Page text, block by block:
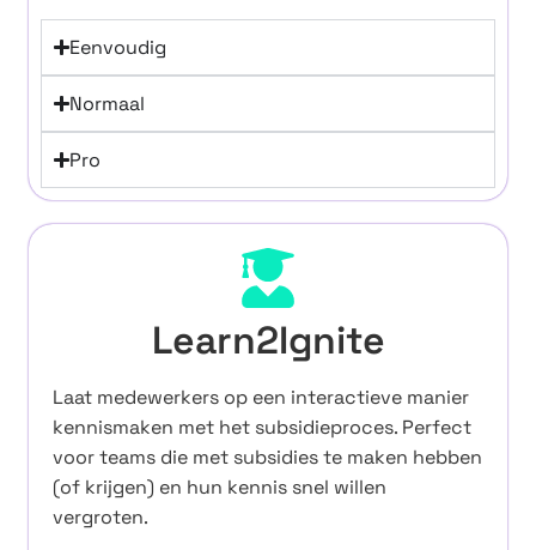
Eenvoudig
Normaal
Pro
Learn2Ignite
Laat medewerkers op een interactieve manier
kennismaken met het subsidieproces. Perfect
voor teams die met subsidies te maken hebben
(of krijgen) en hun kennis snel willen
vergroten.